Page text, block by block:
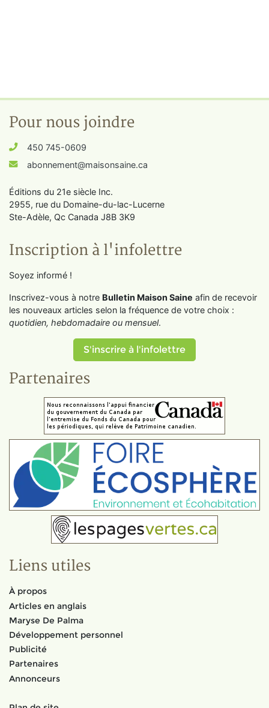
Pour nous joindre
450 745-0609
abonnement@maisonsaine.ca
Éditions du 21e siècle Inc.
2955, rue du Domaine-du-lac-Lucerne
Ste-Adèle, Qc Canada J8B 3K9
Inscription à l'infolettre
Soyez informé !
Inscrivez-vous à notre Bulletin Maison Saine afin de recevoir
les nouveaux articles selon la fréquence de votre choix :
quotidien, hebdomadaire ou mensuel.
S'inscrire à l'infolettre
Partenaires
Liens utiles
À propos
Articles en anglais
Maryse De Palma
Développement personnel
Publicité
Partenaires
Annonceurs